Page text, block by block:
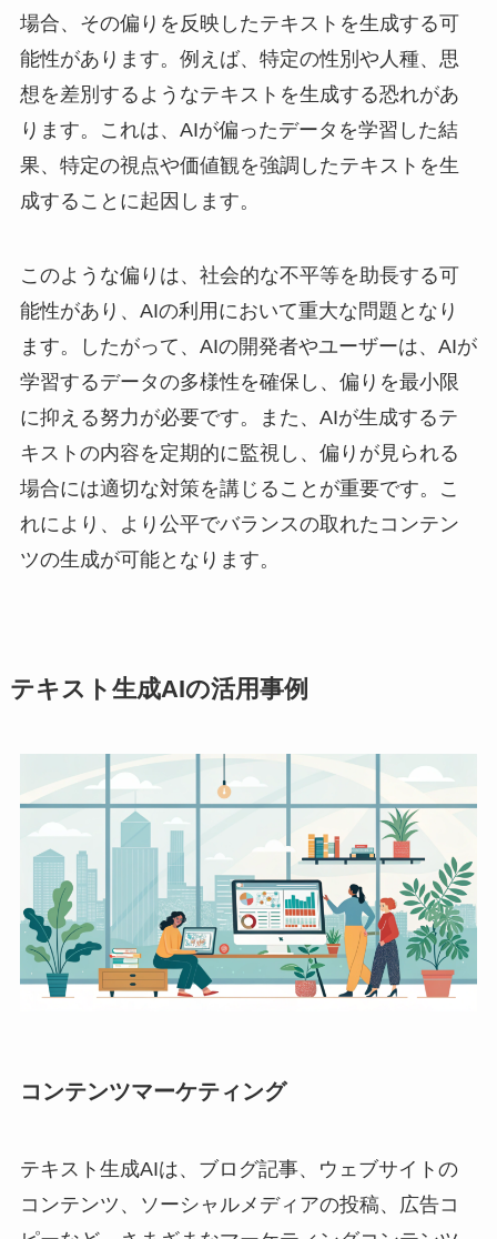
場合、その偏りを反映したテキストを生成する可
能性があります。例えば、特定の性別や人種、思
想を差別するようなテキストを生成する恐れがあ
ります。これは、AIが偏ったデータを学習した結
果、特定の視点や価値観を強調したテキストを生
成することに起因します。
このような偏りは、社会的な不平等を助長する可
能性があり、AIの利用において重大な問題となり
ます。したがって、AIの開発者やユーザーは、AIが
学習するデータの多様性を確保し、偏りを最小限
に抑える努力が必要です。また、AIが生成するテ
キストの内容を定期的に監視し、偏りが見られる
場合には適切な対策を講じることが重要です。こ
れにより、より公平でバランスの取れたコンテン
ツの生成が可能となります。
テキスト生成AIの活用事例
コンテンツマーケティング
テキスト生成AIは、ブログ記事、ウェブサイトの
コンテンツ、ソーシャルメディアの投稿、広告コ